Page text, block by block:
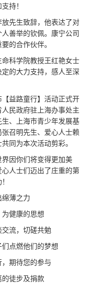
持！
先生致辞，他表达了对
善举的钦佩。康宁公司
的合作伙伴。
科学院教授王红艳女士
的大力支持，感人至深
益路童行】活动正式开
民政府驻上海办事处主
、上海市青少年发展基
召明先生、爱心人士赖
同为本次活动剪彩。
因你们将变得更加美
人士们迈出了庄重的第
绵薄之力
为健康的思想
交流，切磋共勉
们点燃他们的梦想
期待您的参与
徒步及捐款